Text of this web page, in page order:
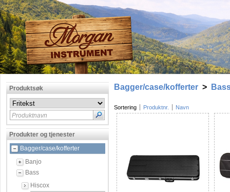
Produktsøk
Produktnavn
Produkter og tjenester
Bagger/case/kofferter
Banjo
Bass
Hiscox
Bagger/case/kofferter >
Sortering Produktnr. Navn